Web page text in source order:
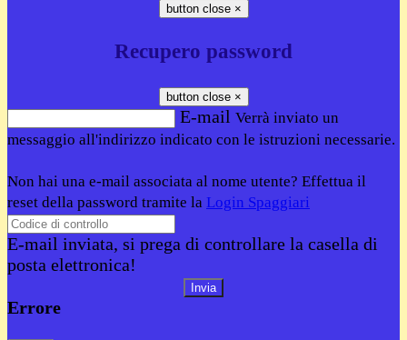
button close ×
Recupero password
button close ×
E-mail Verrà inviato un
messaggio all'indirizzo indicato con le istruzioni necessarie.
Non hai una e-mail associata al nome utente? Effettua il
reset della password tramite la Login Spaggiari
E-mail inviata, si prega di controllare la casella di
posta elettronica!
Errore